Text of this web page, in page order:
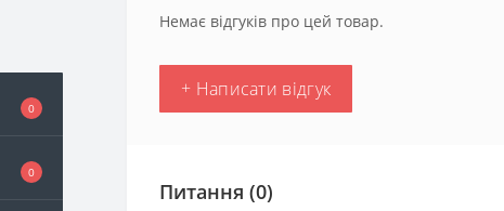
0
0
Немає відгуків про цей товар.
+ Написати відгук
Питання (0)